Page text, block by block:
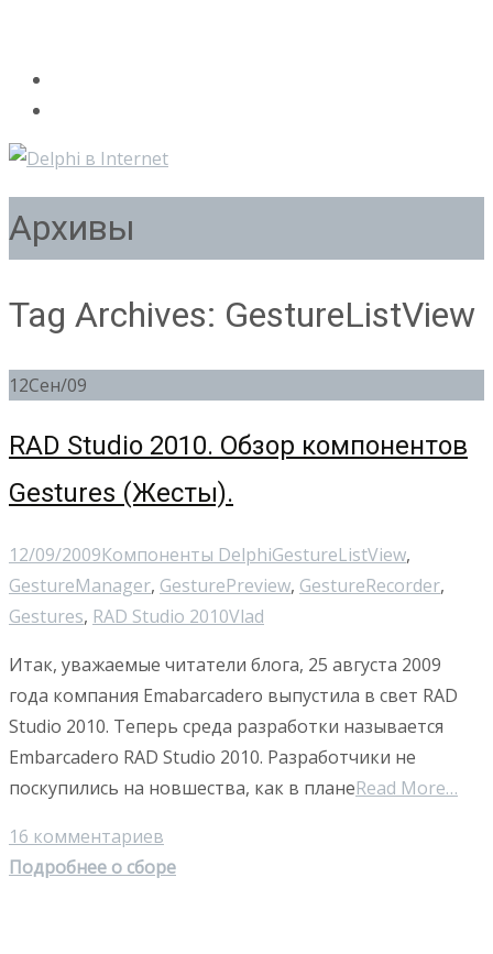
Архивы
Tag Archives: GestureListView
12Сен/09
RAD Studio 2010. Обзор компонентов
Gestures (Жесты).
12/09/2009Компоненты DelphiGestureListView,
GestureManager, GesturePreview, GestureRecorder,
Gestures, RAD Studio 2010Vlad
Итак, уважаемые читатели блога, 25 августа 2009
года компания Emabarcadero выпустила в свет RAD
Studio 2010. Теперь среда разработки называется
Embarcadero RAD Studio 2010. Разработчики не
поскупились на новшества, как в планеRead More…
16 комментариев
Подробнее о сборе